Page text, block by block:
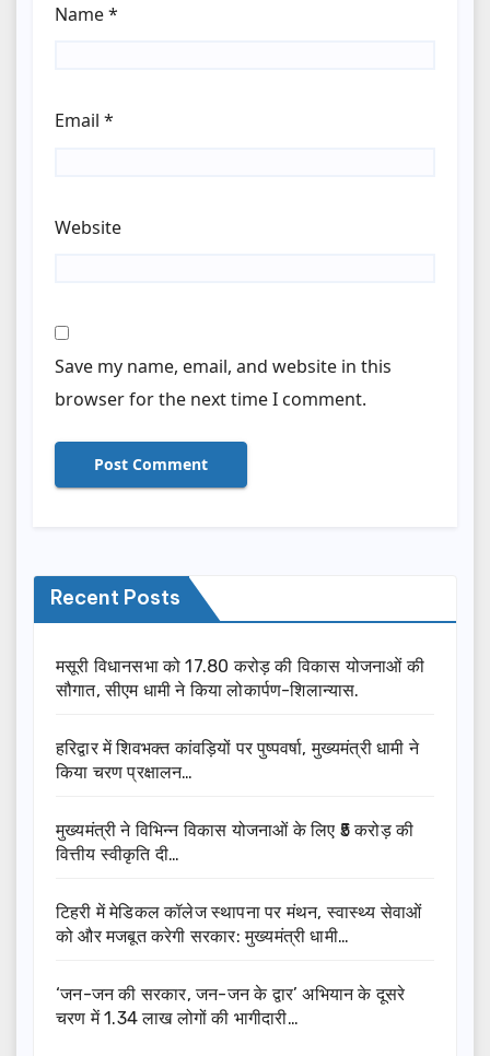
Name*
Email *
Website
Save my name, email, and website in this
browser for the next time I comment.
Recent Posts
मसूरी विधानसभा को 17.80 करोड़ की विकास योजनाओं की
सौगात, सीएम धामी ने किया लोकार्पण-शिलान्यास.
हरिद्वार में शिवभक्त कांवड़ियों पर पुष्पवर्षा, मुख्यमंत्री धामी ने
किया चरण प्रक्षालन…
मुख्यमंत्री ने विभिन्न विकास योजनाओं के लिए ₹5 करोड़ की
वित्तीय स्वीकृति दी…
टिहरी में मेडिकल कॉलेज स्थापना पर मंथन, स्वास्थ्य सेवाओं
को और मजबूत करेगी सरकार: मुख्यमंत्री धामी…
‘जन-जन की सरकार, जन-जन के द्वार’ अभियान के दूसरे
चरण में 1.34 लाख लोगों की भागीदारी…